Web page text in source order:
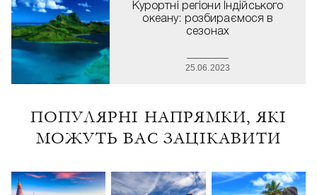
Курортні регіони Індійського
океану: розбираємося в
сезонах
25.06.2023
ПОПУЛЯРНІ НАПРЯМКИ, ЯКІ
МОЖУТЬ ВАС ЗАЦІКАВИТИ